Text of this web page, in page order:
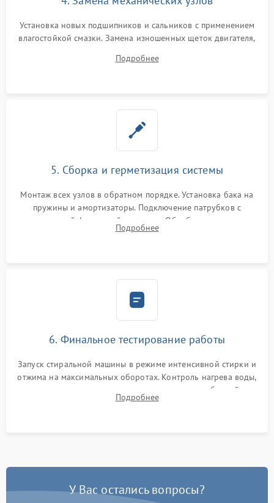
Установка новых подшипников и сальников с применением
влагостойкой смазки. Замена изношенных щеток двигателя,
или поврежденной резиновой манжеты.
Подробнее
5. Сборка и герметизация системы
Монтаж всех узлов в обратном порядке. Установка бака на
пружины и амортизаторы. Подключение патрубков с
надежной фиксацией хомутами. Обработка стыков
герметиком для предотвращения возможных протечек воды.
Подробнее
6. Финальное тестирование работы
Запуск стиральной машины в режиме интенсивной стирки и
отжима на максимальных оборотах. Контроль нагрева воды,
корректности слива, отсутствия излишних вибраций,
посторонних стуков и протечек под корпусом.
Подробнее
У Вас остались вопросы?